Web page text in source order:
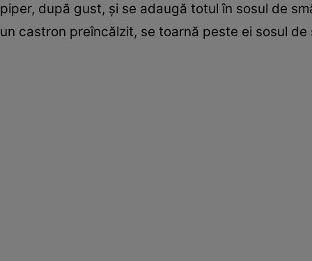
piper, după gust, şi se adaugă totul în sosul de
un castron preîncălzit, se toarnă peste ei sosul de